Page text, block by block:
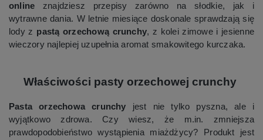
online znajdziesz przepisy zarówno na słodkie, jak i
wytrawne dania. W letnie miesiące doskonale sprawdzają się
lody z pastą orzechową crunchy, z kolei zimowe i jesienne
wieczory najlepiej uzupełnia aromat smakowitego kurczaka.
Właściwości pasty orzechowej crunchy
Pasta orzechowa crunchy jest nie tylko pyszna, ale i
wyjątkowo zdrowa. Czy wiesz, że m.in. zmniejsza
prawdopodobieństwo wystąpienia miażdżycy? Produkt jest